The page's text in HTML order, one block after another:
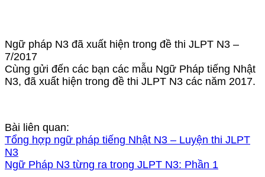
Ngữ pháp N3 đã xuất hiện trong đề thi JLPT N3 –
7/2017
Cùng gửi đến các bạn các mẫu Ngữ Pháp tiếng Nhật
N3, đã xuất hiện trong đề thi JLPT N3 các năm 2017.
Bài liên quan:
Tổng hợp ngữ pháp tiếng Nhật N3 – Luyện thi JLPT
N3
Ngữ Pháp N3 từng ra trong JLPT N3: Phần 1